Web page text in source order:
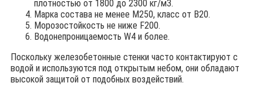
плотностью от 1800 до 2300 кг/м3.
Марка состава не менее М250, класс от В20.
Морозостойкость не ниже F200.
Водонепроницаемость W4 и более.
Поскольку железобетонные стенки часто контактируют с
водой и используются под открытым небом, они обладают
высокой защитой от подобных воздействий.